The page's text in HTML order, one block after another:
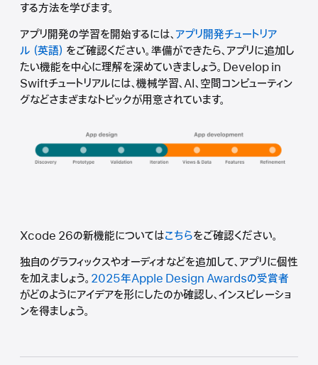
する方法を学びます。
アプリ開発の学習を開始するには、 アプリ開発チュートリア
ル
をご確認ください。準備ができたら、アプリに追加し
たい機能を中心に理解を深めていきましょう。Develop in
Swiftチュートリアルには、機械学習、AI、空間コンピューティン
グなどさまざまなトピックが用意されています。
Xcode 26の新機能についてはこちらをご確認ください。
独自のグラフィックスやオーディオなどを追加して、アプリに個性
を加えましょう。 2025年Apple Design Awardsの受賞者
がどのようにアイデアを形にしたのか確認し、インスピレーショ
ンを得ましょう。